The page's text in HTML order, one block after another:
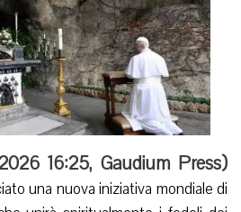
16:25, Gaudium Press)
una nuova iniziativa mondiale di